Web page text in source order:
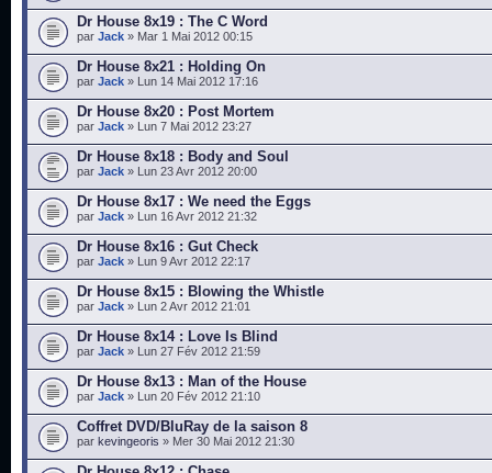
Dr House 8x19 : The C Word
par Jack » Mar 1 Mai 2012 00:15
Dr House 8x21 : Holding On
par Jack » Lun 14 Mai 2012 17:16
Dr House 8x20 : Post Mortem
par Jack » Lun 7 Mai 2012 23:27
Dr House 8x18 : Body and Soul
par Jack » Lun 23 Avr 2012 20:00
Dr House 8x17 : We need the Eggs
par Jack » Lun 16 Avr 2012 21:32
Dr House 8x16 : Gut Check
par Jack » Lun 9 Avr 2012 22:17
Dr House 8x15 : Blowing the Whistle
par Jack » Lun 2 Avr 2012 21:01
Dr House 8x14 : Love Is Blind
par Jack » Lun 27 Fév 2012 21:59
Dr House 8x13 : Man of the House
par Jack » Lun 20 Fév 2012 21:10
Coffret DVD/BluRay de la saison 8
par kevingeoris » Mer 30 Mai 2012 21:30